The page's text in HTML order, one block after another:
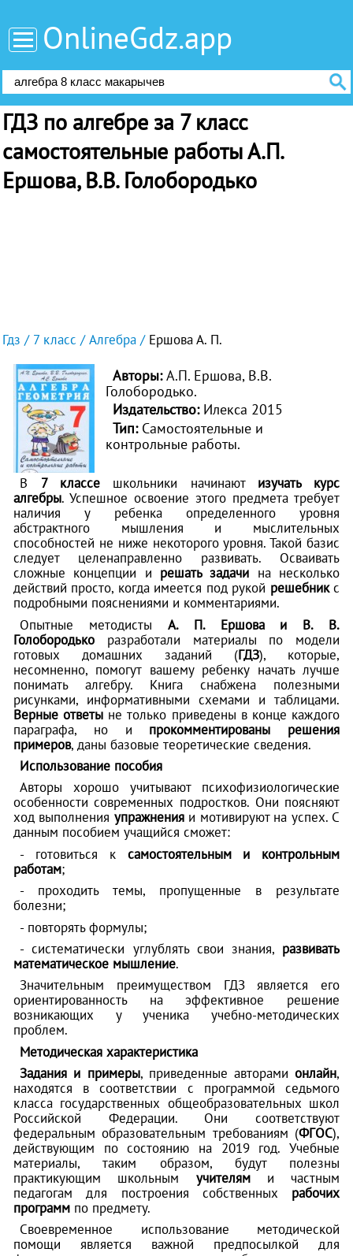
OnlineGdz.app
ГДЗ по алгебре за 7 класс
самостоятельные работы А.П.
Ершова, В.В. Голобородько
Гдз 7 класс Алгебра Ершова А. П.
Авторы:А.П. Ершова, В.В.
Голобородько.
Издательство: Илекса 2015
Тип:Самостоятельные и
контрольные работы.
В 7 классешкольники начинают изучать курс
алгебры. Успешное освоение этого предмета требует
наличия у ребенка определенного уровня
абстрактного мышления и мыслительных
способностей не ниже некоторого уровня. Такой базис
следует целенаправленно развивать. Осваивать
сложные концепции и решать задачи на несколько
действий просто, когда имеется под рукой решебникс
подробными пояснениями и комментариями.
Опытные методисты А. П. Ершова и В. В.
Голобородькоразработали материалы по модели
готовых домашних заданий (ГДЗ), которые,
несомненно, помогут вашему ребенку начать лучше
понимать алгебру. Книга снабжена полезными
рисунками, информативными схемами и таблицами.
Верные ответы не только приведены в конце каждого
параграфа, но и прокомментированы решения
примеров, даны базовые теоретические сведения.
Использование пособия
Авторы хорошо учитывают психофизиологические
особенности современных подростков. Они поясняют
ход выполнения упражненияи мотивируют на успех. С
данным пособием учащийся сможет:
- готовиться к самостоятельным и контрольным
работам;
- проходить темы, пропущенные в результате
болезни;
- повторять формулы;
- систематически углублять свои знания, развивать
математическое мышление.
Значительным преимуществом ГДЗ является его
ориентированность на эффективное решение
возникающих у ученика учебно-методических
проблем.
Методическая характеристика
Задания и примеры, приведенные авторамионлайн,
находятся в соответствии с программой седьмого
класса государственных общеобразовательных школ
Российской Федерации. Они соответствуют
федеральным образовательным требованиям (ФГОС),
действующим по состоянию на 2019 год. Учебные
материалы, таким образом, будут полезны
практикующим школьным учителями частным
педагогам для построения собственных рабочих
программпо предмету.
Своевременное использование методической
помощи является важной предпосылкой для